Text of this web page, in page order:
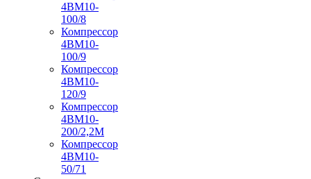
4ВМ10-
100/8
Компрессор
4ВМ10-
100/9
Компрессор
4ВМ10-
120/9
Компрессор
4ВМ10-
200/2,2М
Компрессор
4ВМ10-
50/71